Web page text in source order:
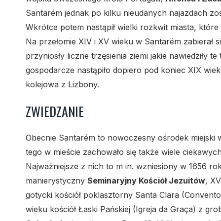
Santarém jednak po kilku nieudanych najazdach
Wkrótce potem nastąpił wielki rozkwit miasta,
Na przełomie XIV i XV wieku w Santarém zabierał
przyniosły liczne trzęsienia ziemi jakie nawiedziły
gospodarcze nastąpiło dopiero pod koniec XIX
kolejowa z Lizbony.
ZWIEDZANIE
Obecnie Santarém to nowoczesny ośrodek
tego w mieście zachowało się także wiele
Najważniejsze z nich to m in. wzniesiony w 1656
manierystyczny Seminaryjny Kościół Jezuitów,
gotycki kościół poklasztorny Santa Clara
wieku kościół Łaski Pańskiej (Igreja da Graça) z